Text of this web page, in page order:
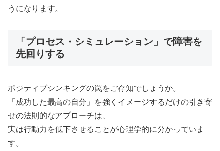
うになります。
「プロセス・シミュレーション」で障害を
先回りする
ポジティブシンキングの罠をご存知でしょうか。
「成功した最高の自分」を強くイメージするだけの引き寄
せの法則的なアプローチは、
実は行動力を低下させることが心理学的に分かっていま
す。